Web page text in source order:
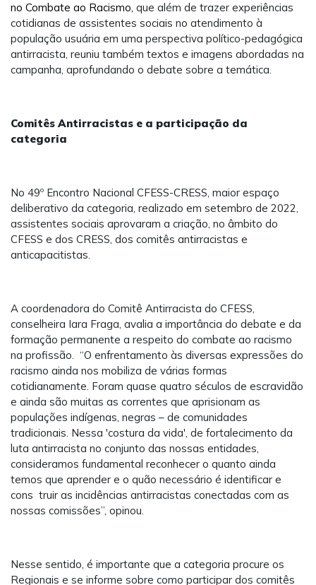
no Combate ao Racismo, que além de trazer experiências
cotidianas de assistentes sociais no atendimento à
população usuária em uma perspectiva político-pedagógica
antirracista, reuniu também textos e imagens abordadas na
campanha, aprofundando o debate sobre a temática.
Comitês Antirracistas e a participação da
categoria
No 49º Encontro Nacional CFESS-CRESS, maior espaço
deliberativo da categoria, realizado em setembro de 2022,
assistentes sociais aprovaram a criação, no âmbito do
CFESS e dos CRESS, dos comitês antirracistas e
anticapacitistas.
A coordenadora do Comitê Antirracista do CFESS,
conselheira Iara Fraga, avalia a importância do debate e da
formação permanente a respeito do combate ao racismo
na profissão. “O enfrentamento às diversas expressões do
racismo ainda nos mobiliza de várias formas
cotidianamente. Foram quase quatro séculos de escravidão
e ainda são muitas as correntes que aprisionam as
populações indígenas, negras – de comunidades
tradicionais. Nessa 'costura da vida', de fortalecimento da
luta antirracista no conjunto das nossas entidades,
consideramos fundamental reconhecer o quanto ainda
temos que aprender e o quão necessário é identificar e
cons truir as incidências antirracistas conectadas com as
nossas comissões”, opinou.
Nesse sentido, é importante que a categoria procure os
Regionais e se informe sobre como participar dos comitês